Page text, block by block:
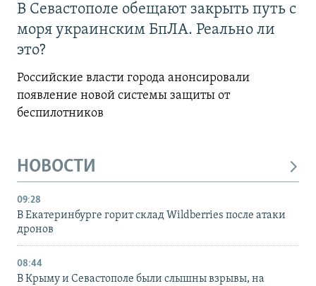
В Севастополе обещают закрыть путь с
моря украинским БпЛА. Реально ли
это?
Российские власти города анонсировали
появление новой системы защиты от
беспилотников
НОВОСТИ
09:28
В Екатеринбурге горит склад Wildberries после атаки
дронов
08:44
В Крыму и Севастополе были слышны взрывы, на